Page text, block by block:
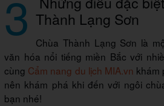
3 Thành Lạng Sơn
Chùa Thành Lạng Sơn là
văn hóa nổi tiếng miền Bắc với
cùng Cẩm nang du lịch MIA.vn khám
nên khám phá khi đến với ngôi
bạn nhé!